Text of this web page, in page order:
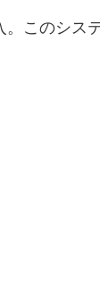
このシス